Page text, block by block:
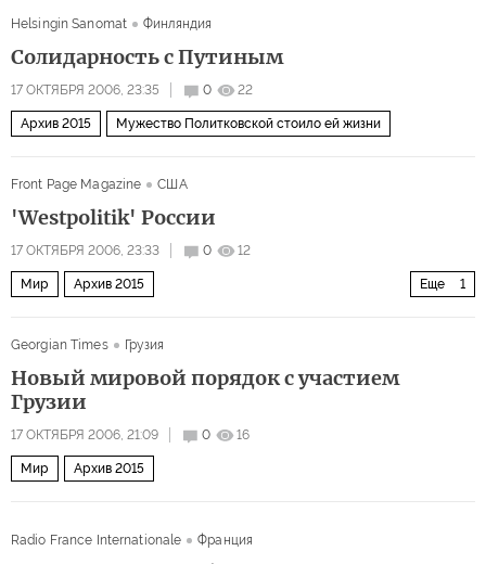
Helsingin Sanomat Финляндия
Солидарность с Путиным
17 ОКТЯБРЯ 2006, 23:35 0 22
Архив 2015 Мужество Политковской стоило ей жизни
Front Page Magazine США
'Westpolitik' России
17 ОКТЯБРЯ 2006, 23:33 0 12
Еще 1
Мир Архив 2015
Georgian Times
Грузия
Новый мировой порядок с участием
Грузии
17 ОКТЯБРЯ 2006, 21:09 0 16
Мир Архив 2015
Radio France Internationale Франция